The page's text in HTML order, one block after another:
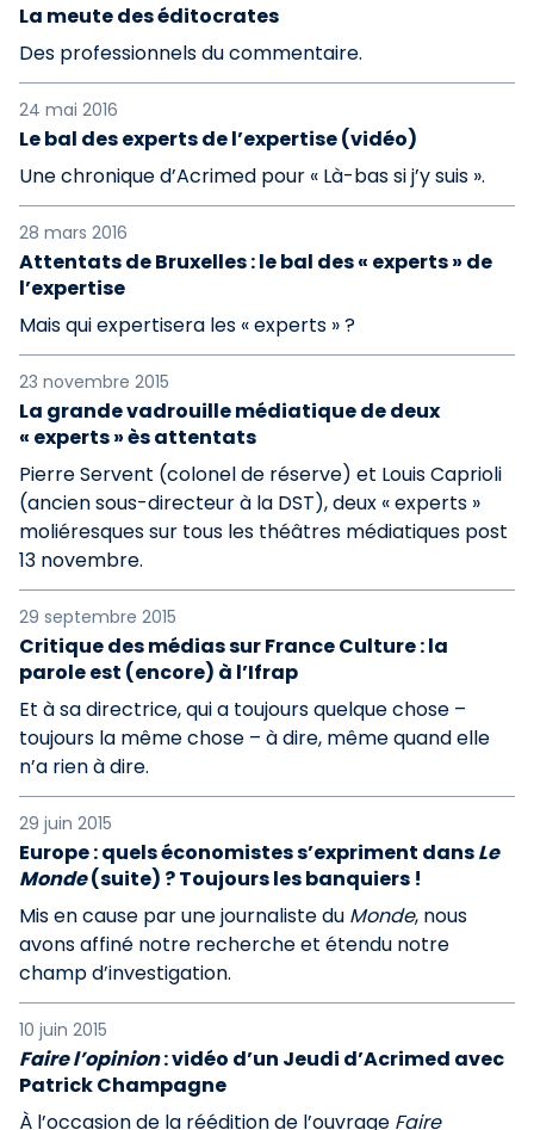
La meute des éditocrates
Des professionnels du commentaire.
24 mai 2016
Le bal des experts de l’expertise (vidéo)
Une chronique d’Acrimed pour « Là-bas si j’y suis ».
28 mars 2016
Attentats de Bruxelles : le bal des « experts » de
l’expertise
Mais qui expertisera les « experts » ?
23 novembre 2015
La grande vadrouille médiatique de deux
« experts » ès attentats
Pierre Servent (colonel de réserve) et Louis Caprioli
(ancien sous-directeur à la DST), deux « experts »
moliéresques sur tous les théâtres médiatiques post
13 novembre.
29 septembre 2015
Critique des médias sur France Culture : la
parole est (encore) à l’Ifrap
Et à sa directrice, qui a toujours quelque chose –
toujours la même chose – à dire, même quand elle
n’a rien à dire.
29 juin 2015
Europe : quels économistes s’expriment dansLe
Monde(suite) ? Toujours les banquiers !
Mis en cause par une journaliste du Monde, nous
avons affiné notre recherche et étendu notre
champ d’investigation.
10 juin 2015
Faire l’opinion: vidéo d’un Jeudi d’Acrimed avec
Patrick Champagne
À l’occasion de la réédition de l’ouvrage Faire